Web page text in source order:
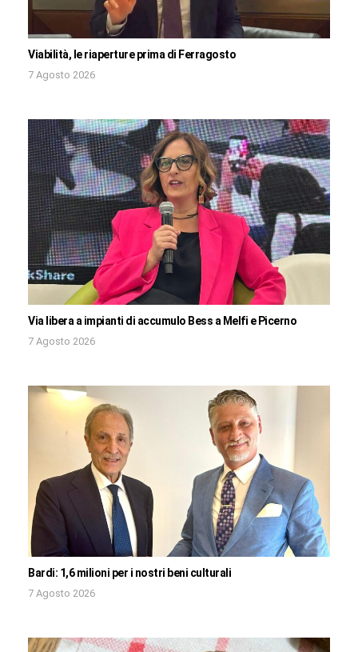
Viabilità, le riaperture prima di Ferragosto
7 Agosto 2026
Via libera a impianti di accumulo Bess a Melfi e Picerno
7 Agosto 2026
Bardi: 1,6 milioni per i nostri beni culturali
7 Agosto 2026